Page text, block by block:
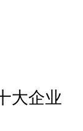
大企业